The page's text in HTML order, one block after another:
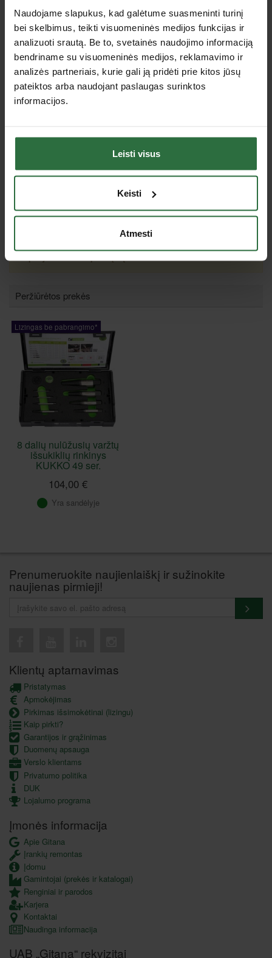
Naudojame slapukus, kad galėtume suasmeninti turinį
bei skelbimus, teikti visuomeninės medijos funkcijas ir
analizuoti srautą. Be to, svetainės naudojimo informaciją
bendriname su visuomeninės medijos, reklamavimo ir
analizės partneriais, kurie gali ją pridėti prie kitos jūsų
pateiktos arba naudojant paslaugas surinktos
informacijos.
Leisti visus
Keisti
Atmesti
sukamas prieš laikrodžio rodyklę.
Pateikiamas tvirtoje dėžutėje.
Išsukiklio nr.
Išsukamo varžto dydis
49-1
3-6 mm
49-2
6-8 mm
49-3
8-11 mm
49-4
11-14 mm
49-5
49-8
33-45 mm
Jus dominančios panašios prekės
Peržiūrėtos prekės
Lizingas be pabrangimo*
8 dalių nulūžusių varžtų
išsukiklių rinkinys
KUKKO 49 ser.
104,00 €
Yra sandėlyje
Prenumeruokite naujienlaiškį ir sužinokite
naujienas pirmieji!
Klientų aptarnavimas
Pristatymas
Apmokėjimas
Pirkimas išsimokėtinai (lizingu)
Kaip pirkti?
Garantijos ir grąžinimas
Duomenų apsauga
Verslo klientams
Privatumo politika
DUK
Lojalumo programa
Įmonės informacija
Apie Gitana
Įrankių remontas
Įdomu
Gamintojai (prekės ir katalogai)
Renginiai ir parodos
Karjera
Kontaktai
Naudinga informacija
UAB „Gitana“ rekvizitai